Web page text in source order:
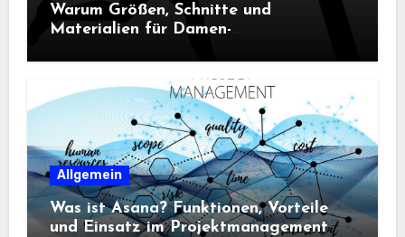
Warum Größen, Schnitte und
Materialien für Damen-
Allgemein
Was ist Asana? Funktionen, Vorteile
und Einsatz im Projektmanagement